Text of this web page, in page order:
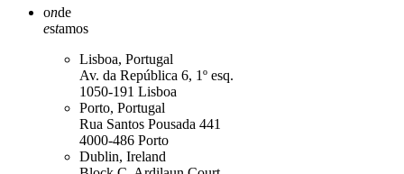
onde
estamos
Lisboa, Portugal
Av. da República 6, 1º esq.
1050-191 Lisboa
Porto, Portugal
Rua Santos Pousada 441
4000-486 Porto
Dublin, Ireland